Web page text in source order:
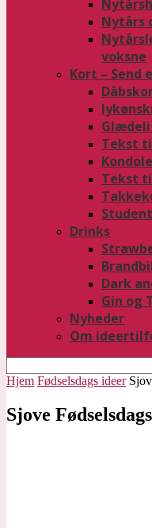
Nytårs
voksne
Kort – Send
Tekst
Tekst
Drinks
Dark
Gin og
Nyheder
Om
Hjem Fødselsdags ideer
Sjove